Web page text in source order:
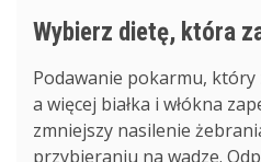
Wybierz dietę, która
Podawanie pokarmu,
a więcej białka i włókna
zmniejszy nasilenie
przybieraniu na wadze.